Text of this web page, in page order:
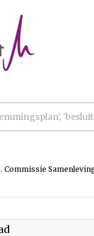
pagina
Commissie Samenleving &